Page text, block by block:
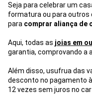
Seja para celebrar um
formatura ou para outros
para comprar aliança de
Aqui, todas as joias em
garantia, comprovando a
Além disso, usufrua das
desconto no pagamento
12 vezes sem juros no